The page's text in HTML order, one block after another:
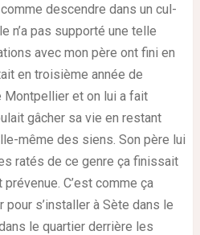
descendre dans un cul-
n’a pas supporté une telle
avec mon père ont fini en
en troisième année de
Montpellier et on lui a fait
gâcher sa vie en restant
même des siens. Son père lui
ratés de ce genre ça finissait
prévenue. C’est comme ça
pour s’installer à Sète dans le
le quartier derrière les